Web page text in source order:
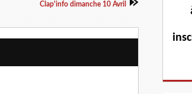
Clap'info dimanche 10 Avril